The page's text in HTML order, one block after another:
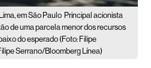
em São Paulo Principal acionista
de uma parcela menor dos recursos
do esperado (Foto: Filipe
Serrano/Bloomberg Línea)